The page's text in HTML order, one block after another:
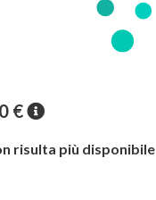
€
risulta più disponibile